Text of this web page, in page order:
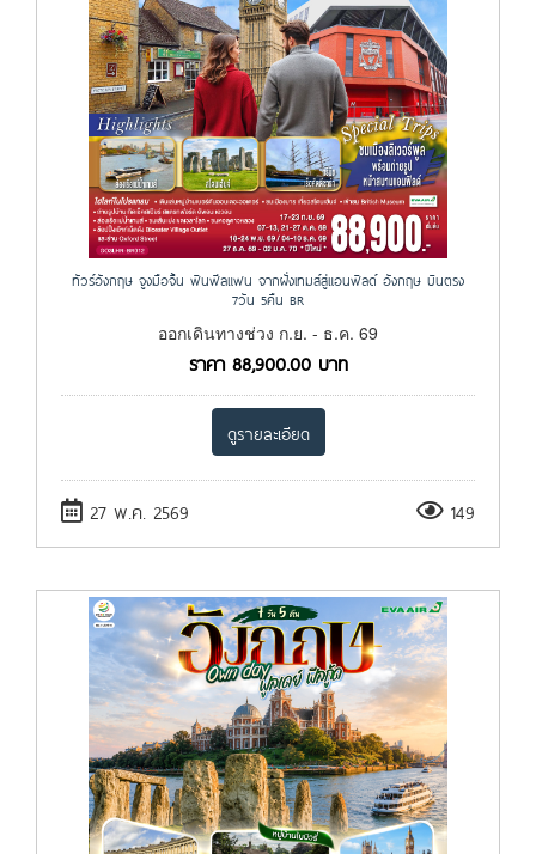
ทัวร์อังกฤษ จูงมือจิ้น ฟินฟีลแฟน จากฝั่งเทมส์สู่แอนฟิลด์ อังกฤษ บินตรง
7วัน 5คืน BR
ออกเดินทางช่วง ก.ย. - ธ.ค. 69
ราคา 88,900.00บาท
ดูรายละเอียด
27 พ.ค. 2569 149